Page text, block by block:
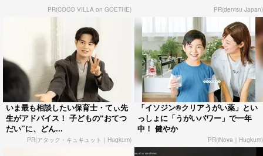
PR(COCO VILLA on GOETHE) PR(dentsu Japan)
いま最も相談したい保育士・てぃ先
生がアドバイス！ 子どもの“おてつ
だい”に、どん...
PR(アタック・キュキュット｜Hugkum)
「イソジン®クリアうがい薬」とい
っしょに「うがいパワー」で一年
中！ 健やか
PR(iNova｜Hugkum)